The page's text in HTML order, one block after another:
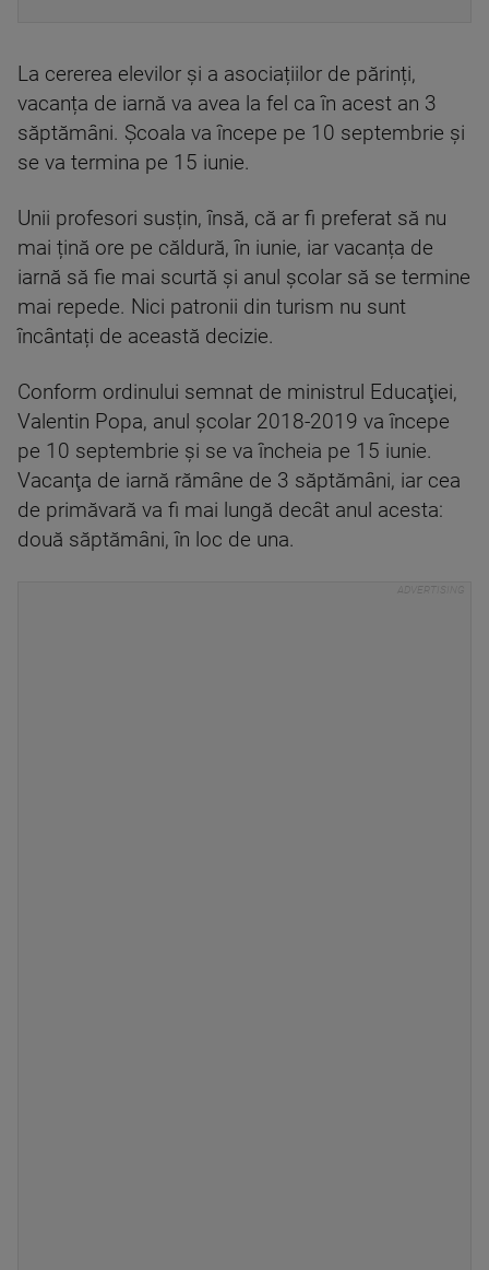
La cererea elevilor și a asociațiilor de părinți,
vacanța de iarnă va avea la fel ca în acest an 3
săptămâni. Școala va începe pe 10 septembrie și
se va termina pe 15 iunie.
Unii profesori susțin, însă, că ar fi preferat să nu
mai țină ore pe căldură, în iunie, iar vacanța de
iarnă să fie mai scurtă și anul școlar să se termine
mai repede. Nici patronii din turism nu sunt
încântați de această decizie.
Conform ordinului semnat de ministrul Educaţiei,
Valentin Popa, anul şcolar 2018-2019 va începe
pe 10 septembrie şi se va încheia pe 15 iunie.
Vacanţa de iarnă rămâne de 3 săptămâni, iar cea
de primăvară va fi mai lungă decât anul acesta:
două săptămâni, în loc de una.